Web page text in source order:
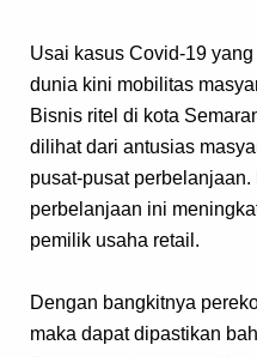
Usai kasus Covid-19
dunia kini mobilitas
Bisnis ritel di kota
dilihat dari antusias
pusat-pusat
perbelanjaan ini
pemilik usaha retail.
Dengan bangkitnya
maka dapat dipastikan